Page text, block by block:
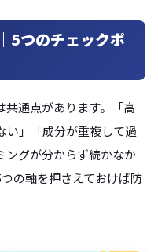
5つのチェックポ
共通点があります。「高
い」「成分が重複して過
ングが分からず続かなか
の軸を押さえておけば防